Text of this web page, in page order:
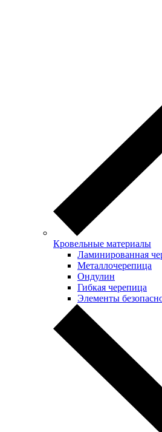
Кровельные материалы
Ламинированная
Металлочерепица
Ондулин
Гибкая черепица
Элементы